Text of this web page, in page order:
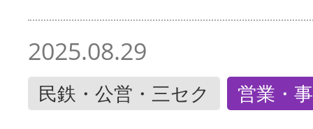
2025.08.29
民鉄・公営・三セク 営業・